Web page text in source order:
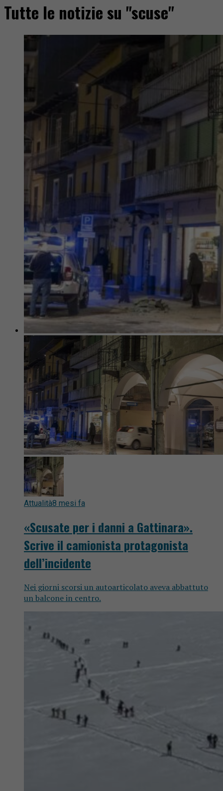
Tutte le notizie su "scuse"
Attualità8 mesi fa
«Scusate per i danni a Gattinara».
Scrive il camionista protagonista
dell’incidente
Nei giorni scorsi un autoarticolato aveva abbattuto
un balcone in centro.